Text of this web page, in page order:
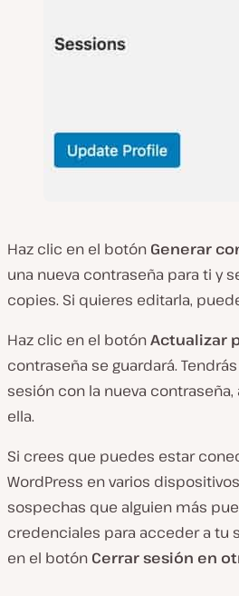
Haz clic en el botón Generar
una nueva contraseña para ti y
copies. Si quieres editarla,
Haz clic en el botónActualizar
contraseña se guardará.
sesión con la nueva
ella.
Si crees que puedes estar
WordPress en varios
sospechas que alguien más
credenciales para acceder a tu
en el botón Cerrar sesión en